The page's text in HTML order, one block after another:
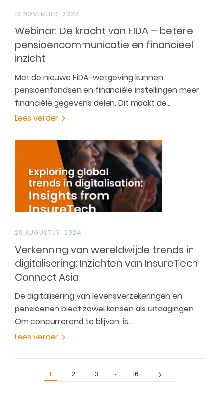
12 NOVEMBER, 2024
Webinar: De kracht van FIDA – betere
pensioencommunicatie en financieel
inzicht
Met de nieuwe FiDA-wetgeving kunnen
pensioenfondsen en financiële instellingen meer
financiële gegevens delen. Dit maakt de…
Lees verder
29 AUGUSTUS, 2024
Verkenning van wereldwijde trends in
digitalisering: Inzichten van InsureTech
Connect Asia
De digitalisering van levensverzekeringen en
pensioenen biedt zowel kansen als uitdagingen.
Om concurrerend te blijven, is…
Lees verder
1 2 3 … 16